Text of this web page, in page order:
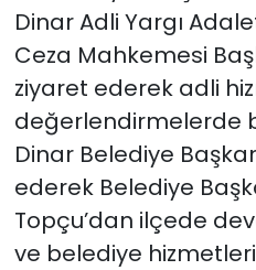
Dinar Adli Yargı
Ceza Mahkemesi
ziyaret ederek adli
değerlendirmelerde
Dinar Belediye
ederek Belediye
Topçu’dan ilçede
ve belediye